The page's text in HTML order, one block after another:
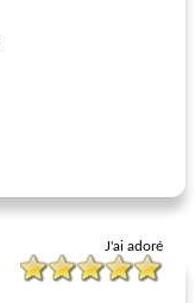
J'ai adoré